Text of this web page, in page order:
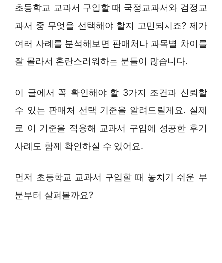
초등학교 교과서 구입할 때 국정교과서와 검정교
과서 중 무엇을 선택해야 할지 고민되시죠? 제가
여러 사례를 분석해보면 판매처나 과목별 차이를
잘 몰라서 혼란스러워하는 분들이 많습니다.
이 글에서 꼭 확인해야 할 3가지 조건과 신뢰할
수 있는 판매처 선택 기준을 알려드릴게요. 실제
로 이 기준을 적용해 교과서 구입에 성공한 후기
사례도 함께 확인하실 수 있어요.
먼저 초등학교 교과서 구입할 때 놓치기 쉬운 부
분부터 살펴볼까요?